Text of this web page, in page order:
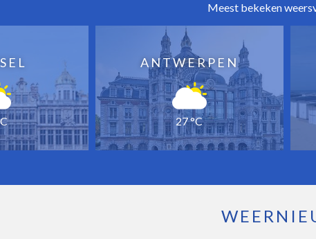
Meest bekeken
ANTWERPEN
27 °C